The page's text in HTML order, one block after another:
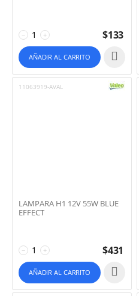
+
− $133
AÑADIR AL CARRITO
11063919-AVAL
LAMPARA H1 12V 55W BLUE
EFFECT
+
− $431
AÑADIR AL CARRITO